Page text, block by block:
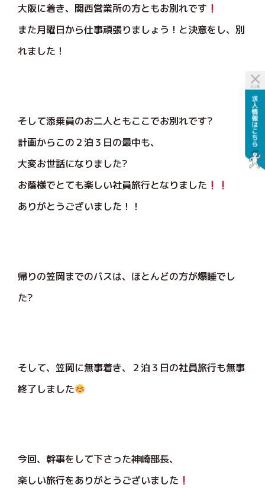
大阪に着き、関西営業所の方ともお別れです
また月曜日から仕事頑張りましょう！と決意をし、別
れました！
そして添乗員のお二人ともここでお別れです?
計画からこの２泊３日の最中も、
大変お世話になりました?
お蔭様でとても楽しい社員旅行となりました
ありがとうございました！！
帰りの笠岡までのバスは、ほとんどの方が爆睡でし
た?
そして、笠岡に無事着き、２泊３日の社員旅行も無事
終了しました
今回、幹事をして下さった神崎部長、
楽しい旅行をありがとうございました